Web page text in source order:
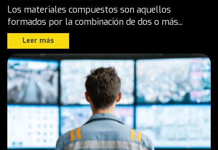
Los materiales compuestos son aquellos
formados por la combinación de dos o más...
Leer más